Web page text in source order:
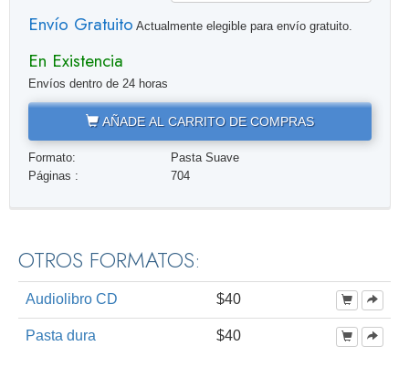
Envío Gratuito Actualmente elegible para envío gratuito.
En Existencia
Envíos dentro de 24 horas
AÑADE AL CARRITO DE COMPRAS
Formato:
Pasta Suave
Páginas :
704
OTROS FORMATOS:
Audiolibro CD $40
Pasta dura $40